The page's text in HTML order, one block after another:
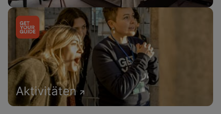
Aktivitäten